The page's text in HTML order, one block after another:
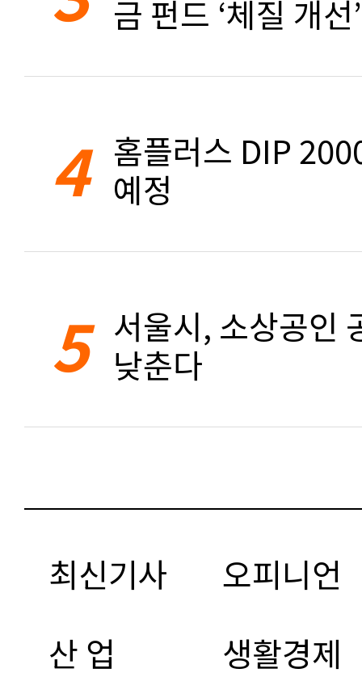
금 펀드 ‘체질 개선’
4 홈플러스 DIP
예정
5 서울시, 소상공인
낮춘다
최신기사
오피니언
산 업
생활경제